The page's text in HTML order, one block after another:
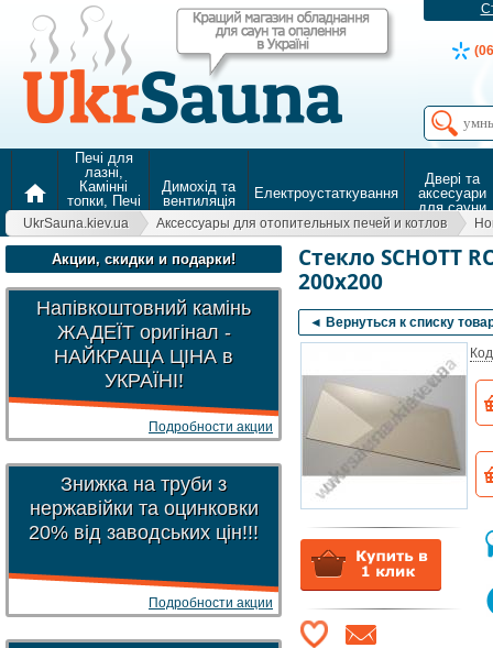
home
Печі для
лазні,
Камінні
топки, Печі
для
опалення
Димохід та
вентиляція
Електроустаткування
Двері та
аксесуари
для сауни
UkrSauna.kiev.ua Аксессуары для отопительных печей и котлов
Акции, скидки и подарки!
Напівкоштовний камінь
ЖАДЕЇТ оригінал -
НАЙКРАЩА ЦІНА в
УКРАЇНІ!
Подробности акции
Знижка на труби з
нержавійки та оцинковки
20% від заводських цін!!!
Подробности акции
Стекло SCHOTT
200х200
◄ Вернуться к списку